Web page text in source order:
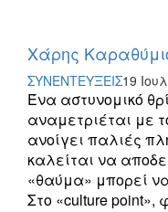
Χάρης
ΣΥΝΕΝΤΕΥΞΕΙΣ19
Ένα αστυνομικό
αναμετριέται με
ανοίγει παλιές
καλείται να
«θαύμα» μπορεί
Στo «culture